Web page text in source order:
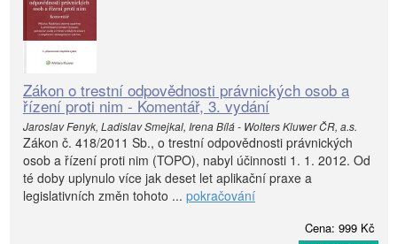
Zákon o trestní odpovědnosti právnických osob a
řízení proti nim - Komentář, 3. vydání
Jaroslav Fenyk, Ladislav Smejkal, Irena Bílá - Wolters Kluwer ČR, a.s.
Zákon č. 418/2011 Sb., o trestní odpovědnosti právnických
osob a řízení proti nim (TOPO), nabyl účinnosti 1. 1. 2012. Od
té doby uplynulo více jak deset let aplikační praxe a
legislativních změn tohoto ... pokračování
Cena: 999 Kč